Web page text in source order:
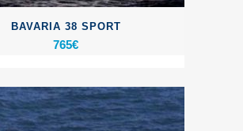
BAVARIA 38 SPORT
765€